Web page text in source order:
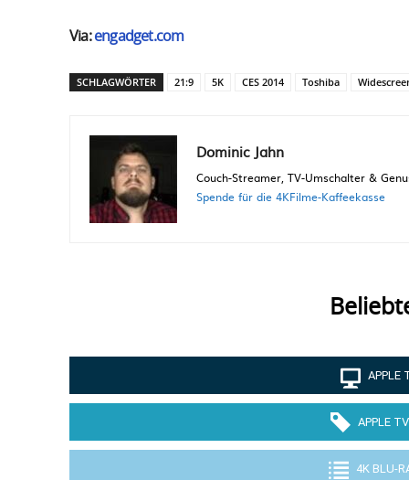
Via:engadget.com
SCHLAGWÖRTER 21:9 5K CES 2014 Toshiba
Dominic Jahn
Couch-Streamer, TV-Umschalter &
Spende für die 4KFilme-Kaffeekasse
APPLE
APPLE
4K BLU-